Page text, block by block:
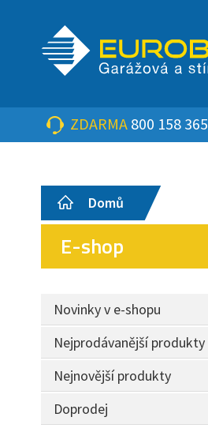
ZDARMA 800 158 365
Domů
E-shop
Novinky v e-shopu
Nejprodávanější produkty
Nejnovější produkty
Doprodej